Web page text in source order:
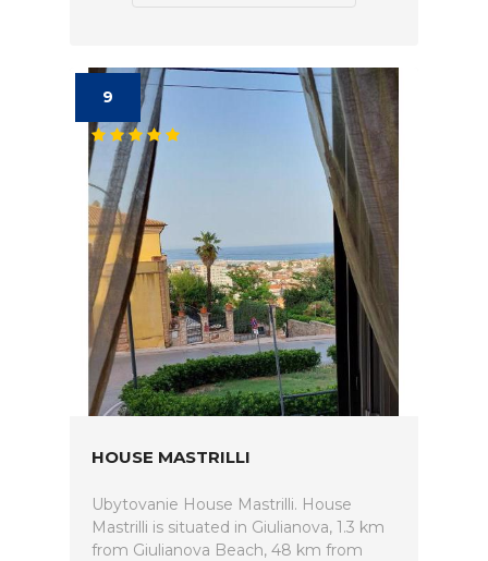
9
HOUSE MASTRILLI
Ubytovanie House Mastrilli. House
Mastrilli is situated in Giulianova, 1.3 km
from Giulianova Beach, 48 km from